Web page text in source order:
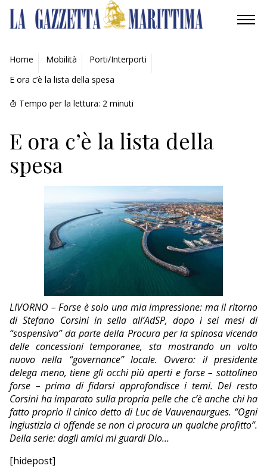
AMBIENTE
MOBILITÀ
INDUSTRIA
RICERCA
ECONOMIA
CULTURA
NAUTICA
EDITORIALI
Home Mobilità
Porti/Interporti
E ora c’è la lista della spesa
Tempo per la lettura: 2 minuti
E ora c’è la lista della
spesa
LIVORNO – Forse è solo una mia impressione: ma il ritorno
di Stefano Corsini in sella all’AdSP, dopo i sei mesi di
“sospensiva” da parte della Procura per la spinosa vicenda
delle concessioni temporanee, sta mostrando un volto
nuovo nella “governance” locale. Ovvero: il presidente
delega meno, tiene gli occhi più aperti e forse – sottolineo
forse – prima di fidarsi approfondisce i temi. Del resto
Corsini ha imparato sulla propria pelle che c’è anche chi ha
fatto proprio il cinico detto di Luc de Vauvenaurgues. “Ogni
ingiustizia ci offende se non ci procura un qualche profitto”.
Della serie: dagli amici mi guardi Dio…
[hidepost]